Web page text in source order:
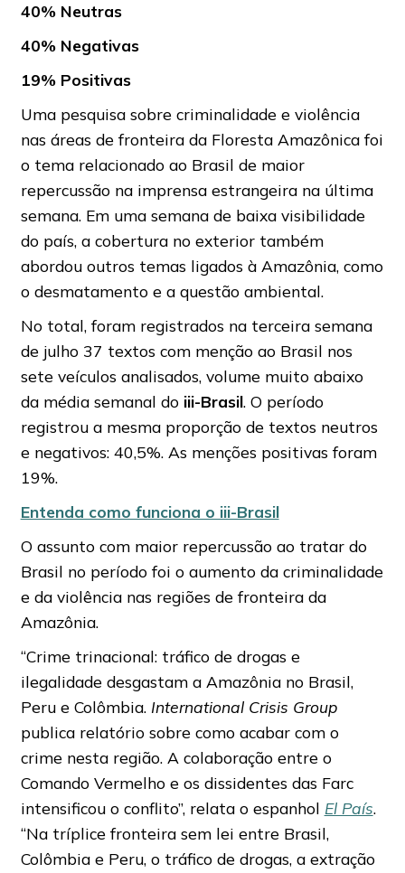
40% Neutras
40% Negativas
19% Positivas
Uma pesquisa sobre criminalidade e violência
nas áreas de fronteira da Floresta Amazônica foi
o tema relacionado ao Brasil de maior
repercussão na imprensa estrangeira na última
semana. Em uma semana de baixa visibilidade
do país, a cobertura no exterior também
abordou outros temas ligados à Amazônia, como
o desmatamento e a questão ambiental.
No total, foram registrados na terceira semana
de julho 37 textos com menção ao Brasil nos
sete veículos analisados, volume muito abaixo
da média semanal do iii-Brasil. O período
registrou a mesma proporção de textos neutros
e negativos: 40,5%. As menções positivas foram
19%.
Entenda como funciona o iii-Brasil
O assunto com maior repercussão ao tratar do
Brasil no período foi o aumento da criminalidade
e da violência nas regiões de fronteira da
Amazônia.
“Crime trinacional: tráfico de drogas e
ilegalidade desgastam a Amazônia no Brasil,
Peru e Colômbia. International Crisis Group
publica relatório sobre como acabar com o
crime nesta região. A colaboração entre o
Comando Vermelho e os dissidentes das Farc
intensificou o conflito”, relata o espanhol El País.
“Na tríplice fronteira sem lei entre Brasil,
Colômbia e Peru, o tráfico de drogas, a extração